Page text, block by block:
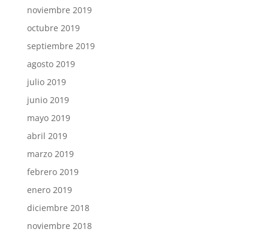
noviembre 2019
octubre 2019
septiembre 2019
agosto 2019
julio 2019
junio 2019
mayo 2019
abril 2019
marzo 2019
febrero 2019
enero 2019
diciembre 2018
noviembre 2018